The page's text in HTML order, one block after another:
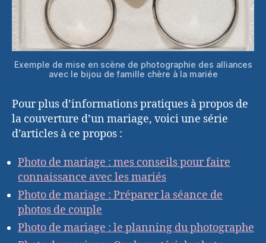
Exemple de mise en scène de photographie des alliances
avec le bijou de famille chère à la mariée
Pour plus d’informations pratiques à propos de
la couverture d’un mariage, voici une série
d’articles à ce propos :
Photo de mariage : mes conseils pour faire
connaissance avec les mariés
Photo de mariage : Préparer la séance de
photos de couple
Photo de mariage : le planning du photographe